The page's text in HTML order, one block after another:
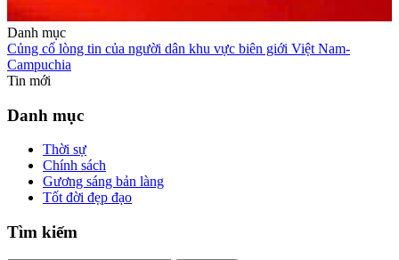
Danh mục
Củng cố lòng tin của người dân khu vực biên giới Việt Nam-
Campuchia
Tin mới
Danh mục
Thời sự
Chính sách
Gương sáng bản làng
Tốt đời đẹp đạo
Tìm kiếm